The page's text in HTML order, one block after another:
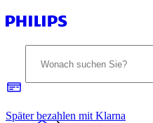
Später bezahlen mit Klarna